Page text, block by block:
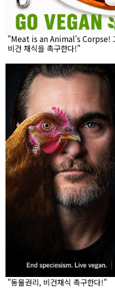
"Meat is an Animal's Corpse!
비건 채식을 촉구한다!"
"동물권리, 비건채식 촉구한다!"